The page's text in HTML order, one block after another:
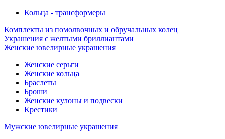
Кольца - трансформеры
Комплекты из помолвочных и обручальных колец
Украшения с желтыми бриллиантами
Женские ювелирные украшения
Женские серьги
Женские кольца
Браслеты
Броши
Женские кулоны и подвески
Крестики
Мужские ювелирные украшения